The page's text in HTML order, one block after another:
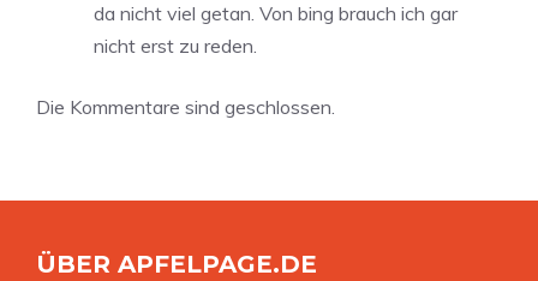
da nicht viel getan. Von bing brauch ich gar
nicht erst zu reden.
Die Kommentare sind geschlossen.
ÜBER APFELPAGE.DE